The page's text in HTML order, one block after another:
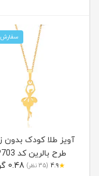
آویز طلا کودک بدون
طرح بالرین کد KP703
★
4.9 (35 نظر)